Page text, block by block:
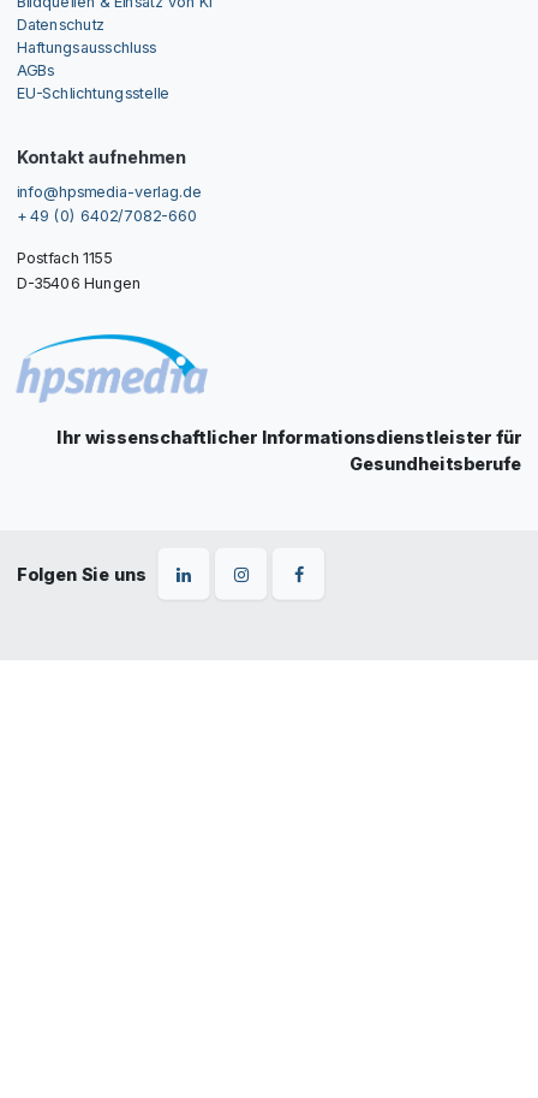
Datenschutz
Haftungsausschluss
AGBs
EU-Schlichtungsstelle
Kontakt aufnehmen
info@hpsmedia-verlag.de
+ 49 (0) 6402/7082-660
Postfach 1155
D-35406 Hungen
Ihr wissenschaftlicher Informationsdienstleister für
Gesundheitsberufe
Folgen Sie uns